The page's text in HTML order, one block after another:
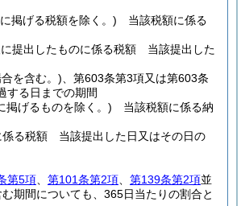
に掲げる税額を除く。) 当該税額に係る
提出したものに係る税額 当該提出した
を含む。) 、第603条第3項又は第603条
する日までの期間
掲げるものを除く。) 当該税額に係る納
係る税額 当該提出した日又はその日の
第5項 第101条第2項 第139条第2項並
期間についても、365日当たりの割合と